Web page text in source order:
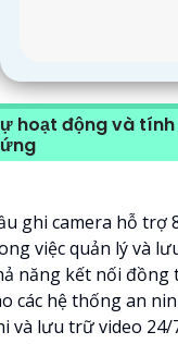
hoạt động và
ghi camera hỗ trợ
việc quản lý và
năng kết nối đồng
các hệ thống an
và lưu trữ video